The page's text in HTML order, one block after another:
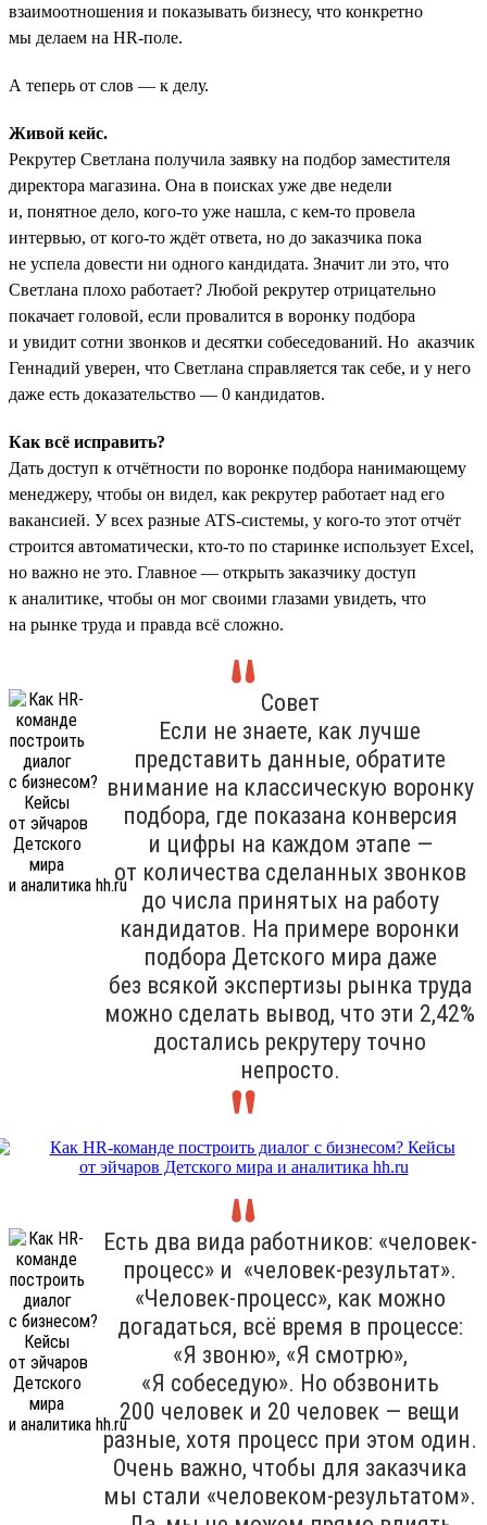
взаимоотношения и показывать бизнесу, что конкретно
мы делаем на HR-поле.
А теперь от слов — к делу.
Живой кейс.
Рекрутер Светлана получила заявку на подбор заместителя
директора магазина. Она в поисках уже две недели
и, понятное дело, кого-то уже нашла, с кем-то провела
интервью, от кого-то ждёт ответа, но до заказчика пока
не успела довести ни одного кандидата. Значит ли это, что
Светлана плохо работает? Любой рекрутер отрицательно
покачает головой, если провалится в воронку подбора
и увидит сотни звонков и десятки собеседований. Но аказчик
Геннадий уверен, что Светлана справляется так себе, и у него
даже есть доказательство — 0 кандидатов.
Как всё исправить?
Дать доступ к отчётности по воронке подбора нанимающему
менеджеру, чтобы он видел, как рекрутер работает над его
вакансией. У всех разные ATS-системы, у кого-то этот отчёт
строится автоматически, кто-то по старинке использует Excel,
но важно не это. Главное — открыть заказчику доступ
к аналитике, чтобы он мог своими глазами увидеть, что
на рынке труда и правда всё сложно.
Совет
Если не знаете, как лучше
представить данные, обратите
внимание на классическую воронку
подбора, где показана конверсия
и цифры на каждом этапе —
от количества сделанных звонков
до числа принятых на работу
кандидатов. На примере воронки
подбора Детского мира даже
без всякой экспертизы рынка труда
можно сделать вывод, что эти 2,42%
достались рекрутеру точно
непросто.
Есть два вида работников: «человек-
процесс» и «человек-результат».
«Человек-процесс», как можно
догадаться, всё время в процессе:
«Я звоню», «Я смотрю»,
«Я собеседую». Но обзвонить
200 человек и 20 человек — вещи
разные, хотя процесс при этом один.
Очень важно, чтобы для заказчика
мы стали «человеком-результатом».